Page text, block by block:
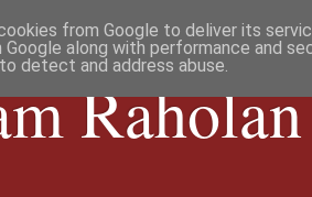
from Google to deliver its
Google along with performance and
detect and address abuse.